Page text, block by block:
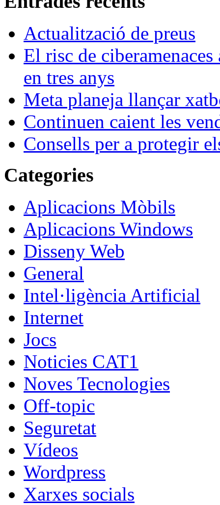
Actualització de preus
El risc de
en tres anys
Meta planeja llançar
Continuen caient les
Consells per a protegir
Categories
Aplicacions Mòbils
Aplicacions Windows
Disseny Web
General
Intel·ligència Artificial
Internet
Jocs
Noticies CAT1
Noves Tecnologies
Off-topic
Seguretat
Vídeos
Wordpress
Xarxes socials